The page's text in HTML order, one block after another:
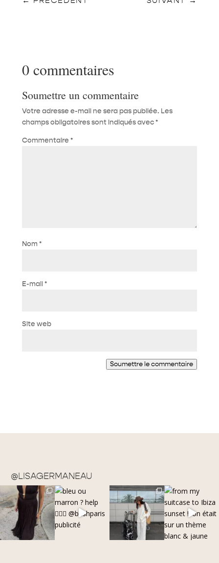
0 commentaires
Soumettre un commentaire
Votre adresse e-mail ne sera pas publiée. Les
champs obligatoires sont indiqués avec*
Commentaire *
Nom *
E-mail*
Site web
Soumettre le commentaire
@LISAGERMANEAU